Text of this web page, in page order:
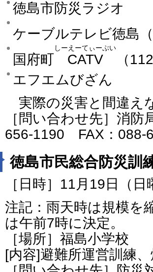
徳島市防災ラジオ
ケーブルテレビ徳島
国府町
CATV
しーえーてぃーぶい
（112
エフエムびざん
実際の災害と間違え
［問い合わせ先］消
656-1190 FAX：088-
徳島市民総合防災訓
［日時］11月19日（
注記：雨天時は規模を
は午前7時に決定。
［場所］福島小学校
[内容]避難所運営訓練